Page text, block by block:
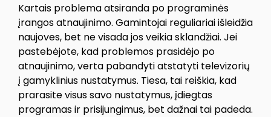
Kartais problema atsiranda po programinės
įrangos atnaujinimo. Gamintojai reguliariai išleidžia
naujoves, bet ne visada jos veikia sklandžiai. Jei
pastebėjote, kad problemos prasidėjo po
atnaujinimo, verta pabandyti atstatyti televizorių
į gamyklinius nustatymus. Tiesa, tai reiškia, kad
prarasite visus savo nustatymus, įdiegtas
programas ir prisijungimus, bet dažnai tai padeda.